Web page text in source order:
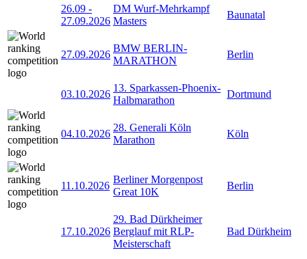
26.09 -
27.09.2026
DM Wurf-Mehrkampf
Masters
Baunatal
27.09.2026
BMW BERLIN-
MARATHON
Berlin
03.10.2026
13. Sparkassen-Phoenix-
Halbmarathon
Dortmund
04.10.2026
28. Generali Köln
Marathon
Köln
11.10.2026
Berliner Morgenpost
Great 10K
Berlin
17.10.2026
29. Bad Dürkheimer
Berglauf mit RLP-
Meisterschaft
Bad Dürkheim